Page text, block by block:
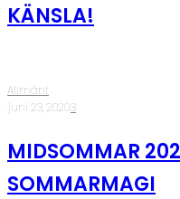
KÄNSLA!
Allmänt
·juni 23, 2020·3
MIDSOMMAR
SOMMARMAGI